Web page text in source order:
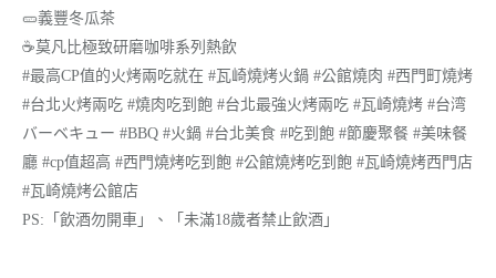
🥒義豐冬瓜茶
☕️莫凡比極致研磨咖啡系列熱飲
#最高CP值的火烤兩吃就在 #瓦崎燒烤火鍋 #公館燒肉 #西門町燒烤
#台北火烤兩吃 #燒肉吃到飽 #台北最強火烤兩吃 #瓦崎燒烤 #台湾
バーベキュー #BBQ #火鍋 #台北美食 #吃到飽 #節慶聚餐 #美味餐
廳 #cp值超高 #西門燒烤吃到飽 #公館燒烤吃到飽 #瓦崎燒烤西門店
#瓦崎燒烤公館店
PS:「飲酒勿開車」、「未滿18歲者禁止飲酒」